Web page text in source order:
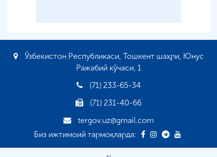
Ўзбекистон Республикаси, Тошкент шаҳри, Юнус
Ражабий кўчаси, 1
(71) 233-65-34
(71) 231-40-66
tergov.uz@gmail.com
Биз ижтимоий тармоқларда: